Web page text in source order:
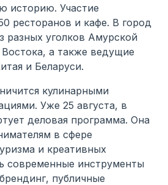
историю. Участие
ресторанов и кафе. В город
разных уголков Амурской
а также ведущие
и Беларуси.
кулинарными
Уже 25 августа, в
деловая программа. Она
в сфере
и креативных
современные инструменты
публичные